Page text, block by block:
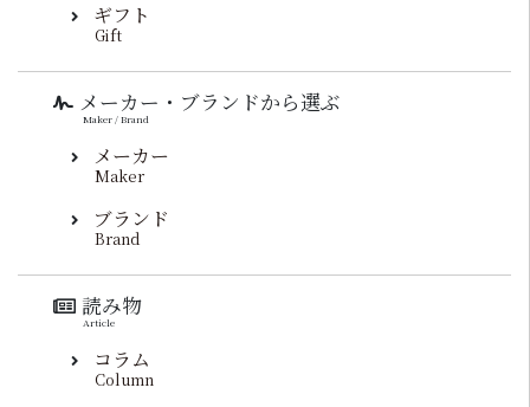
ギフト
Gift
メーカー・ブランドから選ぶ
Maker / Brand
メーカー
Maker
ブランド
Brand
読み物
Article
コラム
Column